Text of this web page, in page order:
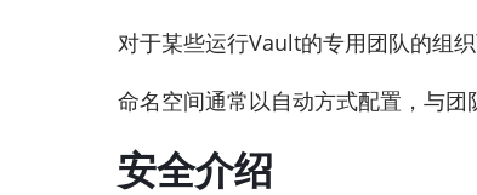
对于某些运行Vault的专用团队的组
命名空间通常以自动方式配置，与团
安全介绍